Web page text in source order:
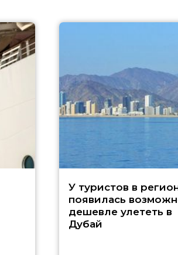
У туристов в
появилась
дешевле улететь в
Дубай